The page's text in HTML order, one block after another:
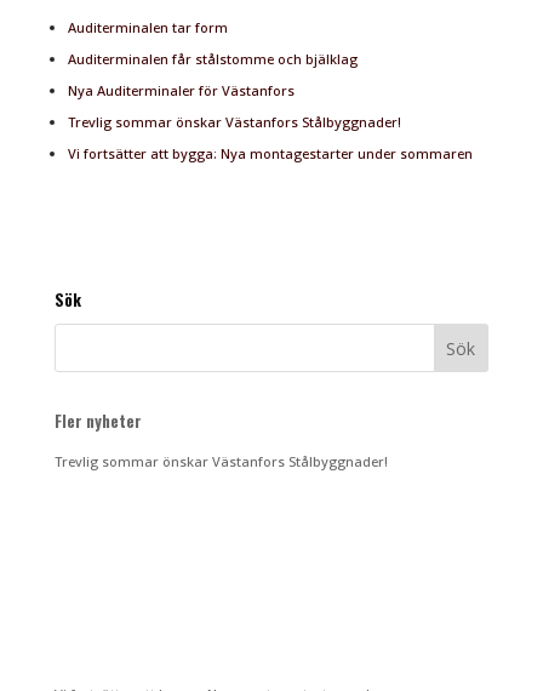
Auditerminalen tar form
Auditerminalen får stålstomme och bjälklag
Nya Auditerminaler för Västanfors
Trevlig sommar önskar Västanfors Stålbyggnader!
Vi fortsätter att bygga: Nya montagestarter under sommaren
Sök
Fler nyheter
Trevlig sommar önskar Västanfors Stålbyggnader!